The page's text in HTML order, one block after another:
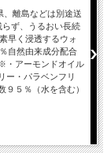
離島などは別途送
、うるおい長続
早く浸透するウォ
自然由来成分配合
・アーモンドオイル
ー・パラベンフリ
５％（水を含む）